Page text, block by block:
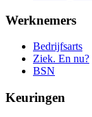
Werknemers
Bedrijfsarts
Ziek. En nu?
BSN
Keuringen